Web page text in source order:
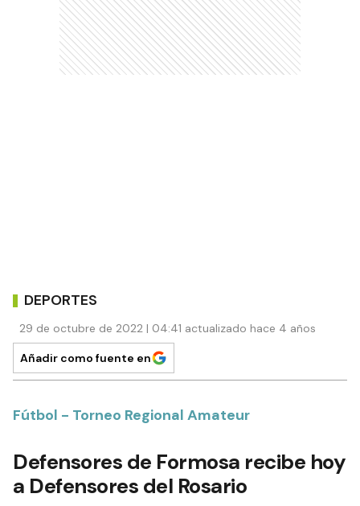
DEPORTES
29 de octubre de 2022 | 04:41 actualizado hace 4 años
Añadir como fuente en
Fútbol - Torneo Regional Amateur
Defensores de Formosa recibe hoy
a Defensores del Rosario